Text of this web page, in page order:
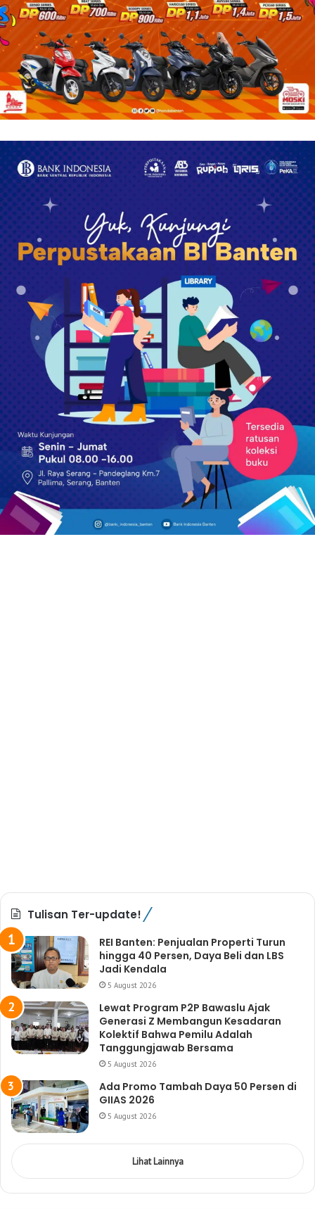
Tulisan Ter-update!
REI Banten: Penjualan Properti Turun
hingga 40 Persen, Daya Beli dan LBS
Jadi Kendala
5 August 2026
Lewat Program P2P Bawaslu Ajak
Generasi Z Membangun Kesadaran
Kolektif Bahwa Pemilu Adalah
Tanggungjawab Bersama
5 August 2026
Ada Promo Tambah Daya 50 Persen di
GIIAS 2026
5 August 2026
Lihat Lainnya